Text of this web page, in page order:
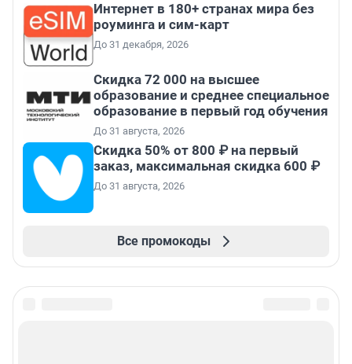
Интернет в 180+ странах мира без
роуминга и сим-карт
До 31 декабря, 2026
Скидка 72 000 на высшее
образование и среднее специальное
образование в первый год обучения
До 31 августа, 2026
Скидка 50% от 800 ₽ на первый
заказ, максимальная скидка 600 ₽
До 31 августа, 2026
Все промокоды